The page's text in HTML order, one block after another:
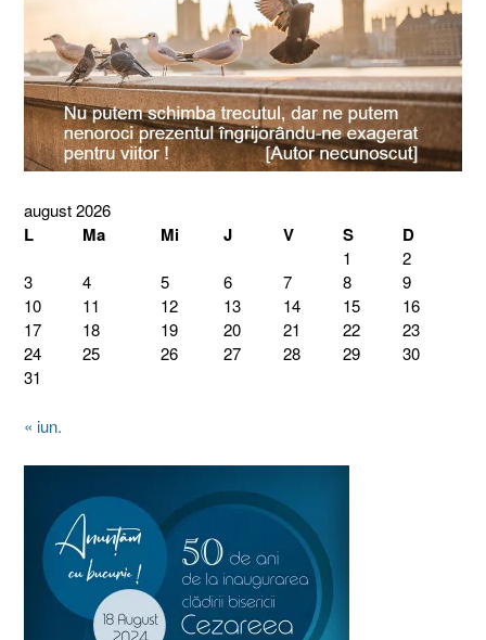
august 2026
L Ma Mi J V S D
1
2
3
4 5 6 7 8
9
10
11 12 13 14 15
16
17
18 19 20 21 22
23
24
25 26 27 28 29
30
31
« iun.